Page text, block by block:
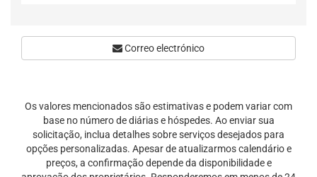
Correo electrónico
Os valores mencionados são estimativas e podem variar com
base no número de diárias e hóspedes. Ao enviar sua
solicitação, inclua detalhes sobre serviços desejados para
opções personalizadas. Apesar de atualizarmos calendário e
preços, a confirmação depende da disponibilidade e